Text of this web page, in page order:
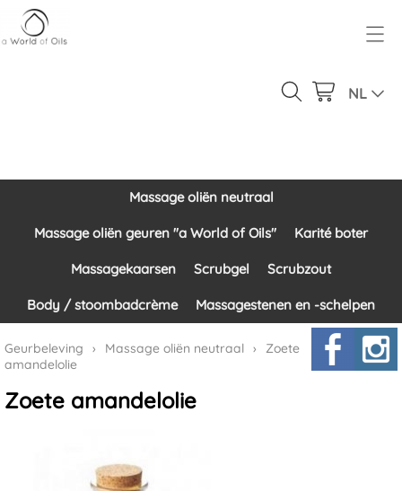
Over ons
Massage oliën geuren "a World of Oils"
Karité boter
Massagekaarsen
Scrubgel
Body / stoombadcrème
Massagestenen en -schelpen
NL
Massage oliën neutraal
Massage oliën geuren "a World of Oils" Karité boter
Massagekaarsen Scrubgel Scrubzout
Body / stoombadcrème Massagestenen en -schelpen
Geurbeleving › Massage oliën neutraal ›
Zoete
amandelolie
Zoete amandelolie